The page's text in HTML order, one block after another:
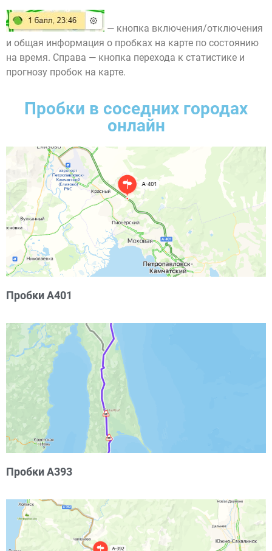
— кнопка включения/отключения
и общая информация о пробках на карте по состоянию
на время. Справа — кнопка перехода к статистике и
прогнозу пробок на карте.
Пробки в соседних городах
онлайн
Пробки А401
Пробки А393